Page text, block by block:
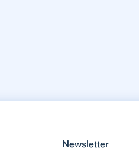
Newsletter